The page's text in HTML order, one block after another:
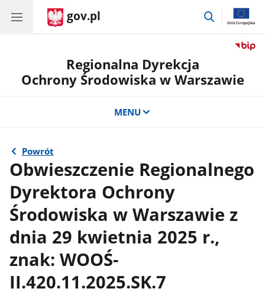
gov.pl
przejdź
Regionalna Dyrekcja
Ochrony Środowiska w Warszawie
MENU
Powrót
Obwieszczenie Regionalnego
Dyrektora Ochrony
Środowiska w Warszawie z
dnia 29 kwietnia 2025 r.,
znak: WOOŚ-
II.420.11.2025.SK.7